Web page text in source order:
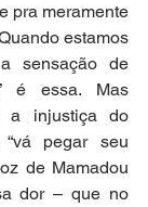
pra meramente
estamos
sensação de
é essa. Mas
a injustiça do
pegar seu
de Mamadou
dor – que no